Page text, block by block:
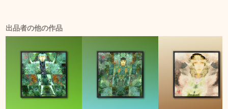
出品者の他の作品